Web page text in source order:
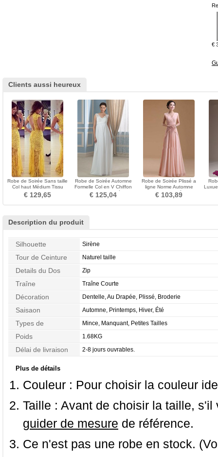
€
Clients aussi heureux
Robe de Soirée Sans taille
Col haut Médium Tissu
Dentelle Manche Courte
€ 129,65
Robe de Soirée Automne
Formelle Col en V Chiffon
Empire Au Drapée
€ 125,04
Robe de Soirée Plissé a
ligne Norme Automne
Fourreau plissé Zip
€ 103,89
Description du produit
Silhouette Sirène
Tour de Ceinture Naturel taille
Details du Dos Zip
Traîne Traîne Courte
Décoration Dentelle, Au Drapée, Plissé, Broderie
Saisaon Automne, Printemps, Hiver, Été
Types de
Morphologie
Mince, Manquant, Petites Tailles
Poids 1.68KG
Délai de livraison 2-8 jours ouvrables.
Plus de détails
Couleur : Pour choisir la couleur
Taille : Avant de choisir la taille,
guider de mesure de référence.
Ce n'est pas une robe en stock.